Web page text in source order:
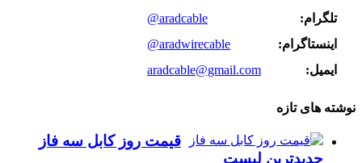
تلگرام:
@aradcable
اینستاگرام:
@aradwirecable
ایمیل:
aradcable@gmail.com
نوشته های تازه
قیمت روز کابل سه فاز
جدیدترین لیست